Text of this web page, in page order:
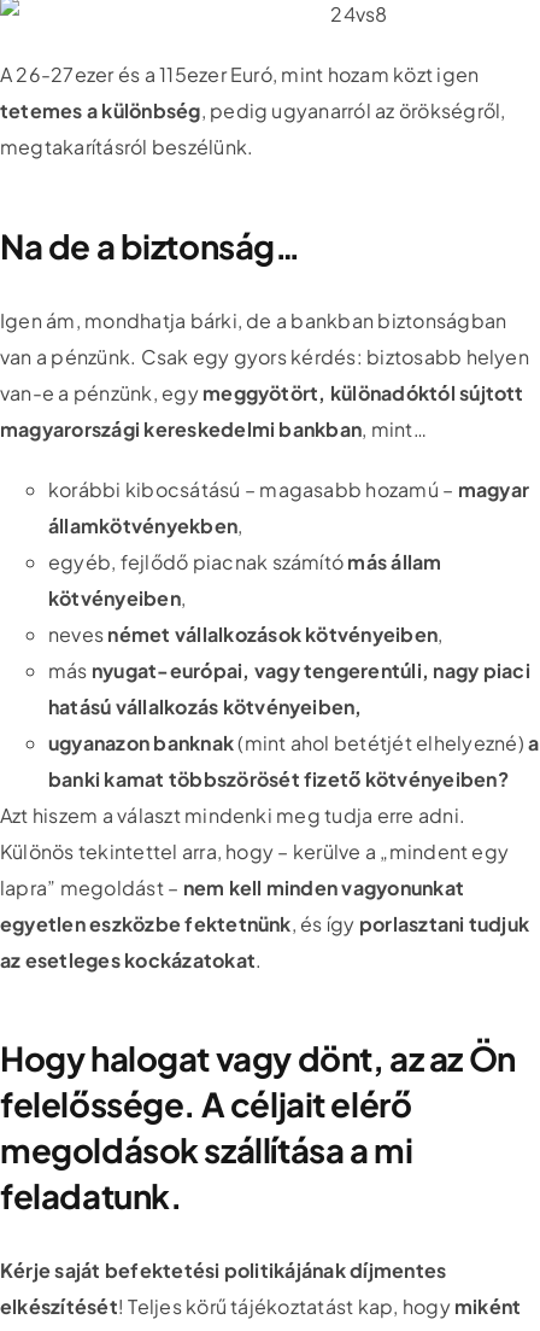
A 26-27ezer és a 115ezer Euró, mint hozam közt igen
tetemes a különbség, pedig ugyanarról az örökségről,
megtakarításról beszélünk.
Na de a biztonság…
Igen ám, mondhatja bárki, de a bankban biztonságban
van a pénzünk. Csak egy gyors kérdés: biztosabb helyen
van-e a pénzünk, egymeggyötört, különadóktól sújtott
magyarországi kereskedelmi bankban, mint…
korábbi kibocsátású – magasabb hozamú – magyar
államkötvényekben,
egyéb, fejlődő piacnak számítómás állam
kötvényeiben,
nevesnémet vállalkozások kötvényeiben,
más nyugat-európai, vagy tengerentúli, nagy piaci
hatású vállalkozás kötvényeiben,
ugyanazon banknak(mint ahol betétjét elhelyezné)a
banki kamat többszörösét fizető kötvényeiben?
Azt hiszem a választ mindenki meg tudja erre adni.
Különös tekintettel arra, hogy – kerülve a „mindent egy
lapra” megoldást – nem kell minden vagyonunkat
egyetlen eszközbe fektetnünk, és így porlasztani tudjuk
az esetleges kockázatokat.
Hogy halogat vagy dönt, az az Ön
felelőssége. A céljait elérő
megoldások szállítása a mi
feladatunk.
Kérje saját befektetési politikájának díjmentes
elkészítését! Teljes körű tájékoztatást kap, hogymiként